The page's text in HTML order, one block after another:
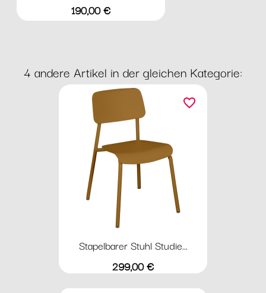
Preis
190,00 €
4 andere Artikel in der gleichen Kategorie:
Stapelbarer Stuhl Studie...
Preis
299,00 €
favorite_border